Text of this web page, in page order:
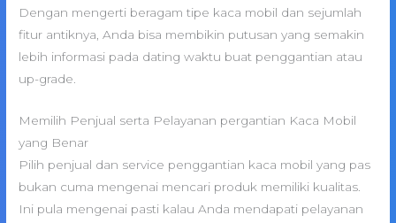
Dengan mengerti beragam tipe kaca mobil dan sejumlah
fitur antiknya, Anda bisa membikin putusan yang semakin
lebih informasi pada dating waktu buat penggantian atau
up-grade.
Memilih Penjual serta Pelayanan pergantian Kaca Mobil
yang Benar
Pilih penjual dan service penggantian kaca mobil yang pas
bukan cuma mengenai mencari produk memiliki kualitas.
Ini pula mengenai pasti kalau Anda mendapati pelayanan